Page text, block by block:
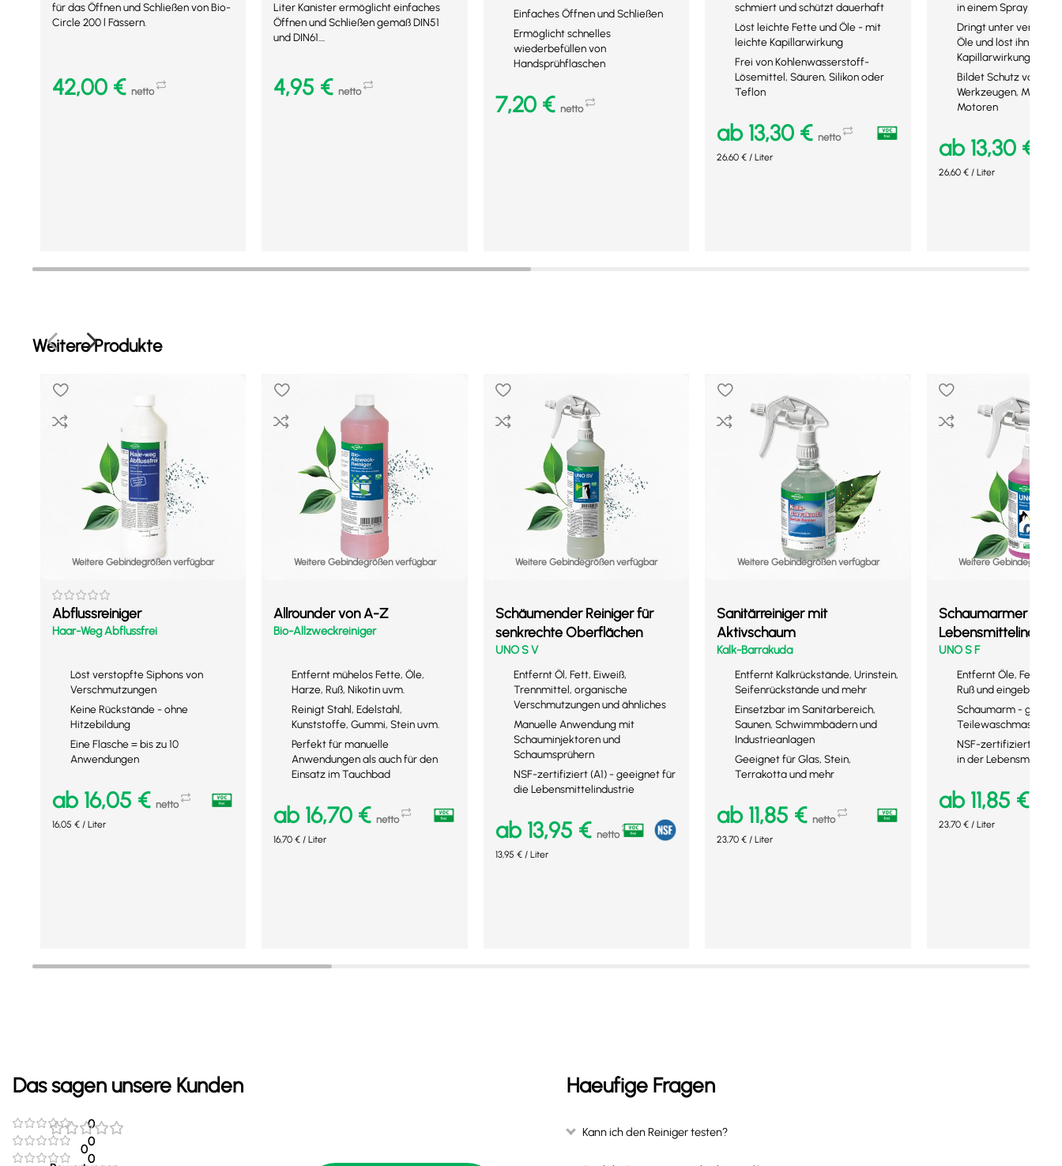
für das Öffnen und Schließen von Bio-
Circle 200 l Fässern.
42,00 € netto
Liter Kanister ermöglicht einfaches
Öffnen und Schließen gemäß DIN51
und DIN61....
4,95 € netto
Einfaches Öffnen und Schließen
Ermöglicht schnelles
wiederbefüllen von
Handsprühflaschen
7,20 € netto
schmiert und schützt dauerhaft
Löst leichte Fette und Öle - mit
leichte Kapillarwirkung
Frei von Kohlenwasserstoff-
Lösemittel, Säuren, Silikon oder
Teflon
ab 13,30 € netto
26,60€ /Liter
in einem Spray
Dringt unter
Öle und löst ihn - mit
Kapillarwirkung
Bildet Schutz vor
Werkzeugen,
Motoren
ab 13,30 €
26,60 €/ Liter
Weitere Produkte
Weitere Gebindegrößen verfügbar
Abflussreiniger
Haar-Weg Abflussfrei
Löst verstopfte Siphons von
Verschmutzungen
Keine Rückstände - ohne
Hitzebildung
Eine Flasche = bis zu 10
Anwendungen
ab 16,05 € netto
16,05 € / Liter
Weitere Gebindegrößen verfügbar
Allrounder von A-Z
Bio-Allzweckreiniger
Entfernt mühelos Fette, Öle,
Harze, Ruß, Nikotin uvm.
Reinigt Stahl, Edelstahl,
Kunststoffe, Gummi, Stein uvm.
Perfekt für manuelle
Anwendungen als auch für den
Einsatz im Tauchbad
ab 16,70 € netto
16,70€ /Liter
Weitere Gebindegrößen verfügbar
Schäumender Reiniger für
senkrechte Oberflächen
UNO S V
Entfernt Öl, Fett, Eiweiß,
Trennmittel, organische
Verschmutzungen und ähnliches
Manuelle Anwendung mit
Schauminjektoren und
Schaumsprühern
NSF-zertifiziert (A1) - geeignet für
die Lebensmittelindustrie
ab 13,95 € netto
13,95 €/ Liter
Weitere Gebindegrößen verfügbar
Sanitärreiniger mit
Aktivschaum
Kalk-Barrakuda
Entfernt Kalkrückstände, Urinstein,
Seifenrückstände und mehr
Einsetzbar im Sanitärbereich,
Saunen, Schwimmbädern und
Industrieanlagen
Geeignet für Glas, Stein,
Terrakotta und mehr
ab 11,85 € netto
23,70€ /Liter
Weitere Gebindegrößen
Schaumarmer
UNO S F
Entfernt Öle, Fette,
Ruß und
Schaumarm -
Teilewaschmaschinen
NSF-zertifiziert - für
in der
ab 11,85 €
23,70 €/ Liter
Das sagen unsere Kunden
0
0
0
0
Haeufige Fragen
Kann ich den Reiniger testen?